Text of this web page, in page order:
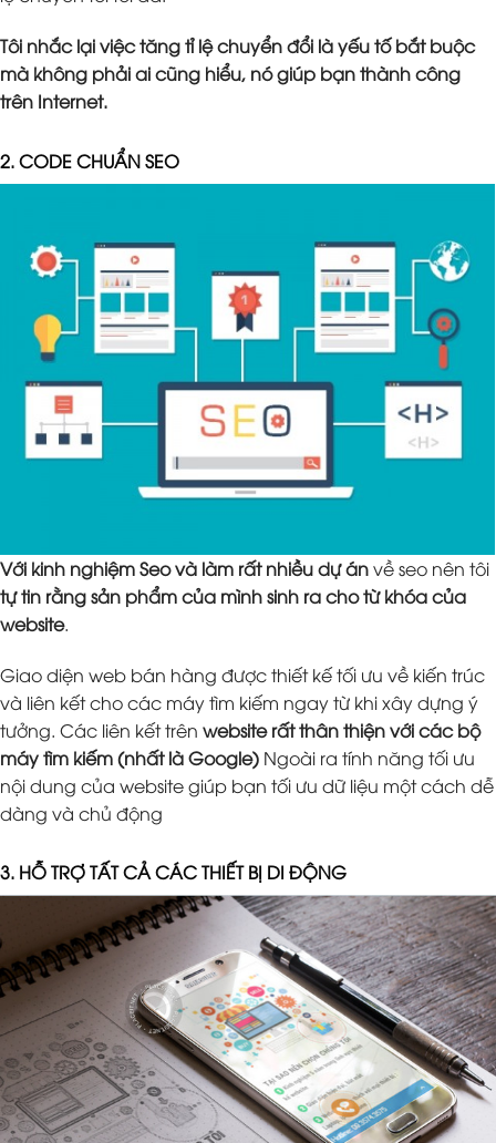
Tôi nhắc lại việc tăng tỉ lệ chuyển đổi là yếu tố bắt buộc
mà không phải ai cũng hiểu, nó giúp bạn thành công
trên Internet.
2. CODE CHUẨN SEO
Với kinh nghiệm Seo và làm rất nhiều dự ánvề seo nên tôi
tự tin rằng sản phẩm của mình sinh ra cho từ khóa của
website.
Giao diện web bán hàng được thiết kế tối ưu về kiến trúc
và liên kết cho các máy tìm kiếm ngay từ khi xây dựng ý
tưởng. Các liên kết trên website rất thân thiện với các bộ
máy tìm kiếm (nhất là Google) Ngoài ra tính năng tối ưu
nội dung của website giúp bạn tối ưu dữ liệu một cách dễ
dàng và chủ động
3. HỖ TRỢ TẤT CẢ CÁC THIẾT BỊ DI ĐỘNG